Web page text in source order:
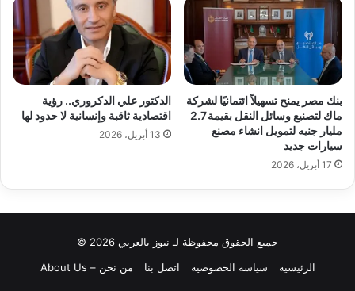
بنك مصر يمنح تسهيلاً ائتمانيًا لشركة
ماك لتصنيع وسائل النقل بقيمة 2.7
مليار جنيه لتمويل انشاء مصنع
سيارات جديد
17 أبريل، 2026
الدكتور علي الدكروري.. رؤية
اقتصادية ثاقبة وإنسانية لا حدود لها
13 أبريل، 2026
جميع الحقوق محفوظة لـ نيوز بالعربي 2026 ©
الرئيسية
سياسة الخصوصية اتصل بنا من نحن – About Us